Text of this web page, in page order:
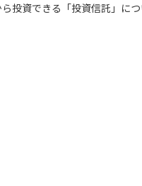
投資できる「投資信託」に